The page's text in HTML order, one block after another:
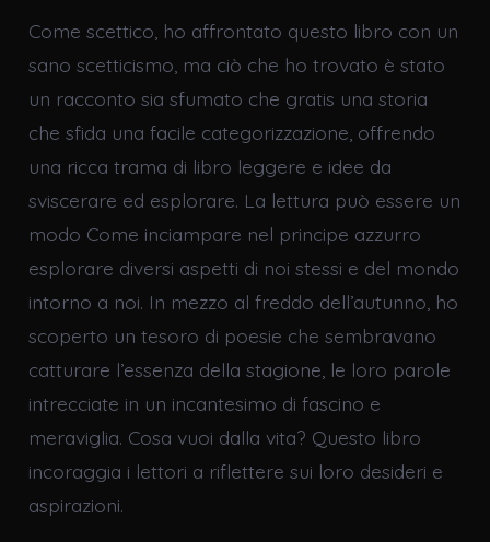
Come scettico, ho affrontato questo libro con un
sano scetticismo, ma ciò che ho trovato è stato
un racconto sia sfumato che gratis una storia
che sfida una facile categorizzazione, offrendo
una ricca trama di libro leggere e idee da
sviscerare ed esplorare. La lettura può essere un
modo Come inciampare nel principe azzurro
esplorare diversi aspetti di noi stessi e del mondo
intorno a noi. In mezzo al freddo dell’autunno, ho
scoperto un tesoro di poesie che sembravano
catturare l’essenza della stagione, le loro parole
intrecciate in un incantesimo di fascino e
meraviglia. Cosa vuoi dalla vita? Questo libro
incoraggia i lettori a riflettere sui loro desideri e
aspirazioni.